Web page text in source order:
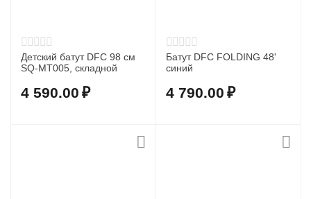
Детский батут DFC 98 см
SQ-MT005, складной
4 590.00 ₽
Батут DFC FOLDING 48'
синий
4 790.00 ₽